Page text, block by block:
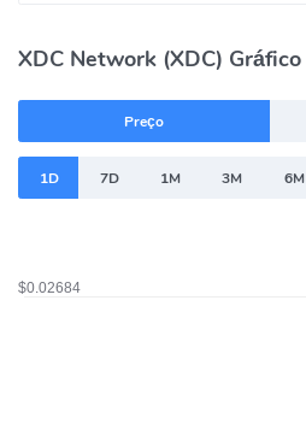
XDC Network (XDC) Gráfico
Preço
1D 7D 1M 3M 6M